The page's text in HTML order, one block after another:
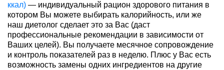
ккал) — индивидуальный рацион здорового питания в
котором Вы можете выбирать калорийность, или же
наш диетолог сделает это за Вас (даст
профессиональные рекомендации в зависимости от
Ваших целей). Вы получаете месячное сопровождение
и контроль показателей раз в неделю. Плюс у Вас есть
возможность замены одних ингредиентов на другие